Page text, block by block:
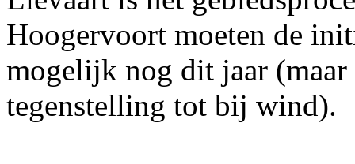
Hoogervoort moeten de
mogelijk nog dit jaar
tegenstelling tot bij wind).